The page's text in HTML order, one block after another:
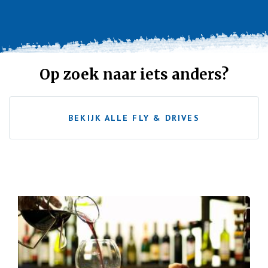
Op zoek naar iets anders?
BEKIJK ALLE FLY & DRIVES